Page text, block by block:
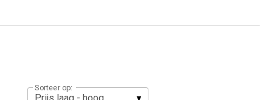
Sorteer op: